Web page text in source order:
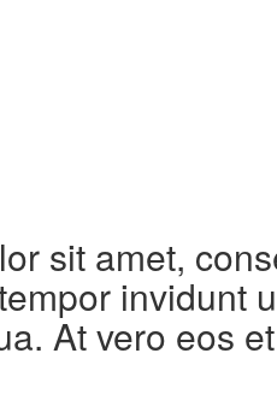
sit amet,
invidunt
At vero eos